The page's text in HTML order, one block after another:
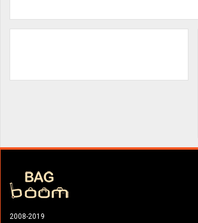
2008-2019